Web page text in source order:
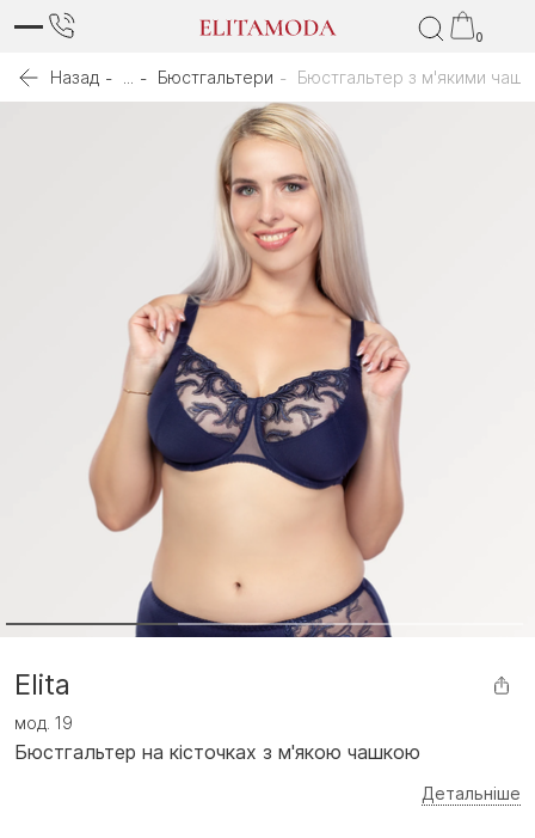
0
Назад Бюстгальтери Бюстгальтер з м'якими
Elita
мод. 19
Бюстгальтер на кісточках з м'якою чашкою
Детальніше